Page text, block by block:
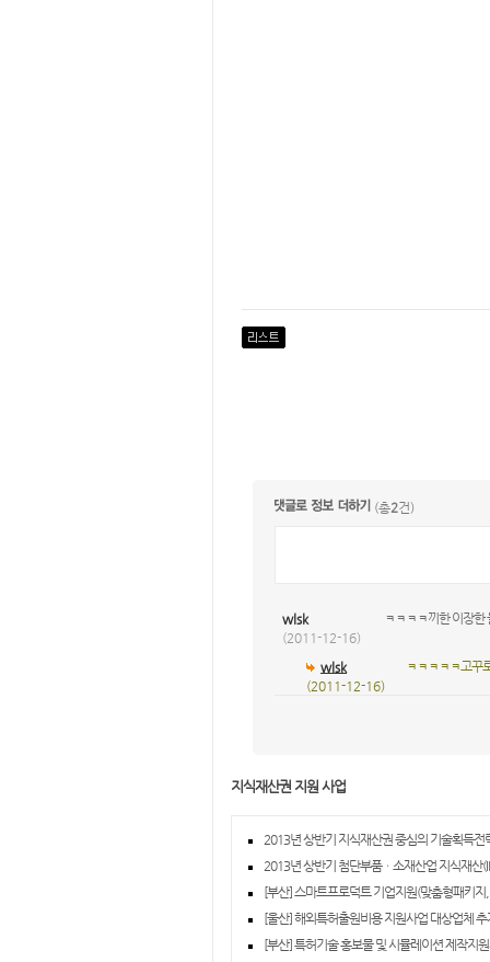
(총2건)
wlsk
(2011-12-16)
벽돌 한장이 한끼ㅋ
wlsk
(2011-12-16)
ㅋㅋㅋㅋㅋ고꾸
지식재산권 지원 사업
2013년 상반기 지식재산권 중심의 기술획득전
2013년 상반기 첨단부품ㆍ소재산업 지식재산
[부산] 스마트프로덕트 기업지원(맞춤형패키지
[울산] 해외특허출원비용 지원사업 대상업체
[부산] 특허기술 홍보물 및 시뮬레이션 제작지